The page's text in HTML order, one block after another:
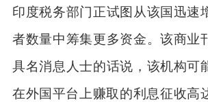
印度税务部门正试图从该国迅速
者数量中筹集更多资金。该商业
具名消息人士的话说，该机构可
在外国平台上赚取的利息征收高